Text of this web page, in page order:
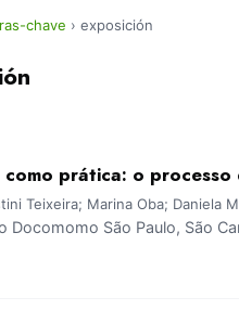
chave › exposición
como prática: o processo
Teixeira; Marina Oba; Daniela
Docomomo São Paulo, São